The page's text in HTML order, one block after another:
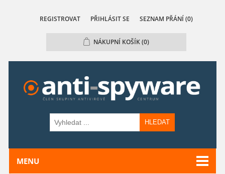
REGISTROVAT PŘIHLÁSIT SE SEZNAM PŘÁNÍ (0)
NÁKUPNÍ KOŠÍK(0)
HLEDAT
MENU